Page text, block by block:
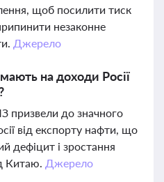
щоб посилити тиск
незаконне
Джерело
на доходи Росії
призвели до значного
від експорту нафти, що
дефіцит і зростання
Китаю. Джерело